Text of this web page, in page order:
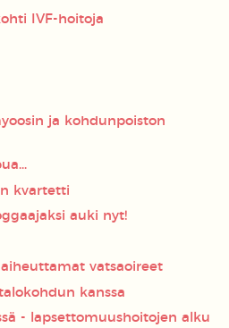
IVF-hoitoja
ja kohdunpoiston
kvartetti
auki nyt!
vatsaoireet
kanssa
- lapsettomuushoitojen alku